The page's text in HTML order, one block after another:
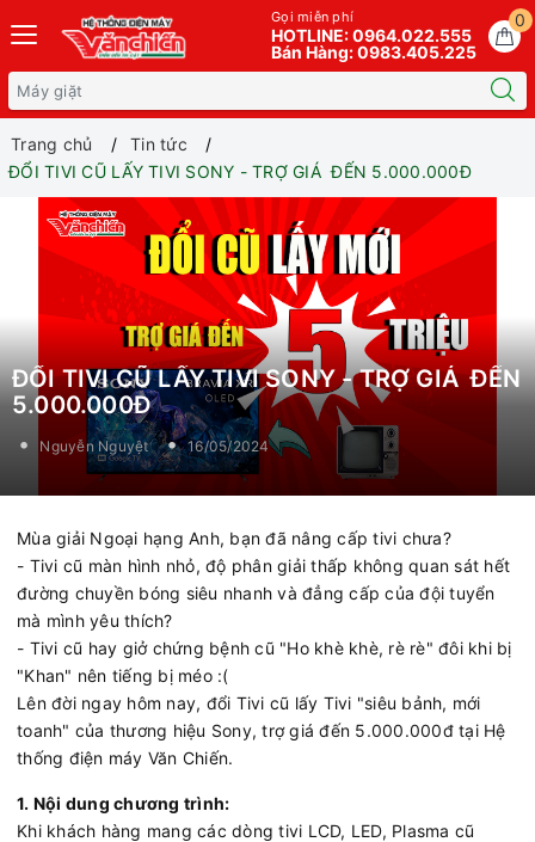
0
Gọi miễn phí
HOTLINE: 0964.022.555
Bán Hàng: 0983.405.225
Trang chủ
Tin tức
ĐỔI TIVI CŨ LẤY TIVI SONY - TRỢ GIÁ ĐẾN 5.000.000Đ
ĐỔI TIVI CŨ LẤY TIVI SONY - TRỢ GIÁ ĐẾN
5.000.000Đ
Nguyễn Nguyệt 16/05/2024
Mùa giải Ngoại hạng Anh, bạn đã nâng cấp tivi chưa?
- Tivi cũ màn hình nhỏ, độ phân giải thấp không quan sát hết
đường chuyền bóng siêu nhanh và đẳng cấp của đội tuyển
mà mình yêu thích?
- Tivi cũ hay giở chứng bệnh cũ "Ho khè khè, rè rè" đôi khi bị
"Khan" nên tiếng bị méo :(
Lên đời ngay hôm nay, đổi Tivi cũ lấy Tivi "siêu bảnh, mới
toanh" của thương hiệu Sony, trợ giá đến 5.000.000đ tại Hệ
thống điện máy Văn Chiến.
1. Nội dung chương trình:
Khi khách hàng mang các dòng tivi LCD, LED, Plasma cũ